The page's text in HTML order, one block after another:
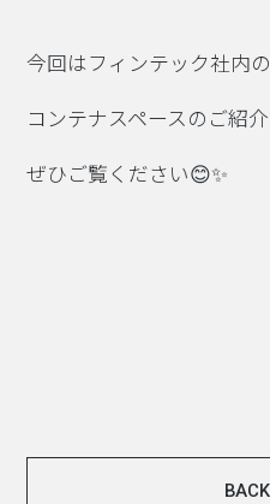
今回はフィンテック社内
コンテナスペースのご紹
ぜひご覧ください😊✨
BACK